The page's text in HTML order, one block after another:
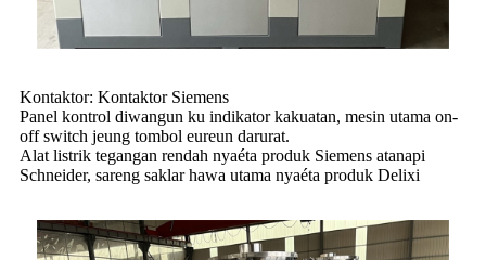
Kontaktor: Kontaktor Siemens
Panel kontrol diwangun ku indikator kakuatan, mesin utama on-
off switch jeung tombol eureun darurat.
Alat listrik tegangan rendah nyaéta produk Siemens atanapi
Schneider, sareng saklar hawa utama nyaéta produk Delixi